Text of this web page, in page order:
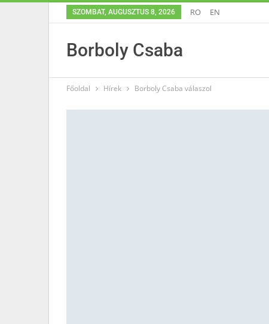
SZOMBAT, AUGUSZTUS 8, 2026 RO EN
Borboly Csaba
Főoldal Hírek Borboly Csaba válaszol